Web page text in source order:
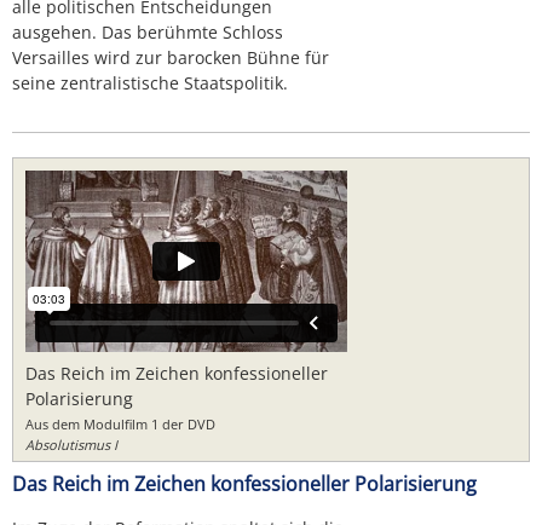
alle politischen Entscheidungen
ausgehen. Das berühmte Schloss
Versailles wird zur barocken Bühne für
seine zentralistische Staatspolitik.
Das Reich im Zeichen konfessioneller
Polarisierung
Aus dem Modulfilm 1 der DVD
Absolutismus I
Das Reich im Zeichen konfessioneller Polarisierung